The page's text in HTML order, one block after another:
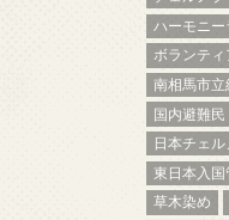
ハーモニー
ボランティ
南相馬市
国内避難民
日本チェ
東日本入
草木染め